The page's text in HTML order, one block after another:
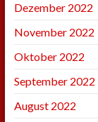
Dezember 2022
November 2022
Oktober 2022
September 2022
August 2022